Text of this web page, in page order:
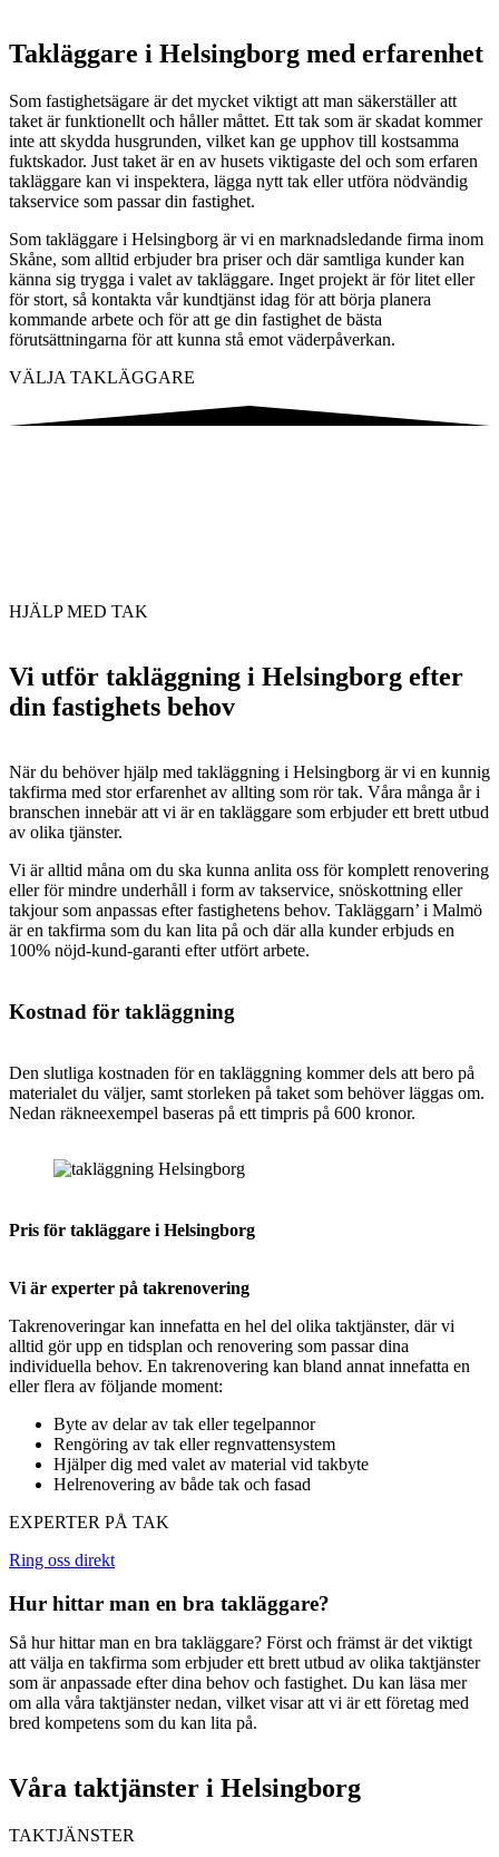
Takläggare i Helsingborg med erfarenhet
Som fastighetsägare är det mycket viktigt att man säkerställer att
taket är funktionellt och håller måttet. Ett tak som är skadat kommer
inte att skydda husgrunden, vilket kan ge upphov till kostsamma
fuktskador. Just taket är en av husets viktigaste del och som erfaren
takläggare kan vi inspektera, lägga nytt tak eller utföra nödvändig
takservice som passar din fastighet.
Som takläggare i Helsingborg är vi en marknadsledande firma inom
Skåne, som alltid erbjuder bra priser och där samtliga kunder kan
känna sig trygga i valet av takläggare. Inget projekt är för litet eller
för stort, så kontakta vår kundtjänst idag för att börja planera
kommande arbete och för att ge din fastighet de bästa
förutsättningarna för att kunna stå emot väderpåverkan.
VÄLJA TAKLÄGGARE
Vi utför takläggning i Helsingborg efter
din fastighets behov
När du behöver hjälp med takläggning i Helsingborg är vi en kunnig
takfirma med stor erfarenhet av allting som rör tak. Våra många år i
branschen innebär att vi är en takläggare som erbjuder ett brett utbud
av olika tjänster.
Vi är alltid måna om du ska kunna anlita oss för komplett renovering
eller för mindre underhåll i form av takservice, snöskottning eller
takjour som anpassas efter fastighetens behov. Takläggarn’ i Malmö
är en takfirma som du kan lita på och där alla kunder erbjuds en
100% nöjd-kund-garanti efter utfört arbete.
HJÄLP MED TAK
Kostnad för takläggning
Den slutliga kostnaden för en takläggning kommer dels att bero på
materialet du väljer, samt storleken på taket som behöver läggas om.
Nedan räkneexempel baseras på ett timpris på 600 kronor.
Pris för takläggare i Helsingborg
Vi är experter på takrenovering
Takrenoveringar kan innefatta en hel del olika taktjänster, där vi
alltid gör upp en tidsplan och renovering som passar dina
individuella behov. En takrenovering kan bland annat innefatta en
eller flera av följande moment:
Byte av delar av tak eller tegelpannor
Rengöring av tak eller regnvattensystem
Hjälper dig med valet av material vid takbyte
Helrenovering av både tak och fasad
EXPERTER PÅ TAK
Ring oss direkt
Hur hittar man en bra takläggare?
Så hur hittar man en bra takläggare? Först och främst är det viktigt
att välja en takfirma som erbjuder ett brett utbud av olika taktjänster
som är anpassade efter dina behov och fastighet. Du kan läsa mer
om alla våra taktjänster nedan, vilket visar att vi är ett företag med
bred kompetens som du kan lita på.
Våra taktjänster i Helsingborg
TAKTJÄNSTER